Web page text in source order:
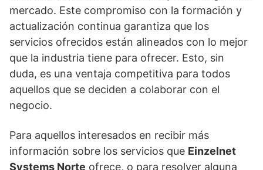
mercado. Este compromiso con la formación y
actualización continua garantiza que los
servicios ofrecidos están alineados con lo mejor
que la industria tiene para ofrecer. Esto, sin
duda, es una ventaja competitiva para todos
aquellos que se deciden a colaborar con el
negocio.
Para aquellos interesados en recibir más
información sobre los servicios que Einzelnet
Systems Norte ofrece, o para resolver alguna